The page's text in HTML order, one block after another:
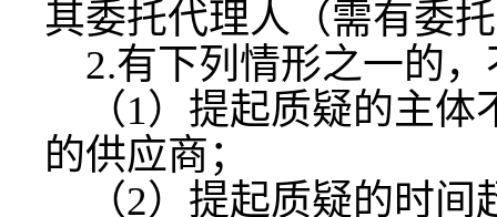
其委托代理人（需有委
2.有下列情形之一的
（1）提起质疑的主体
的供应商；
（2）提起质疑的时间